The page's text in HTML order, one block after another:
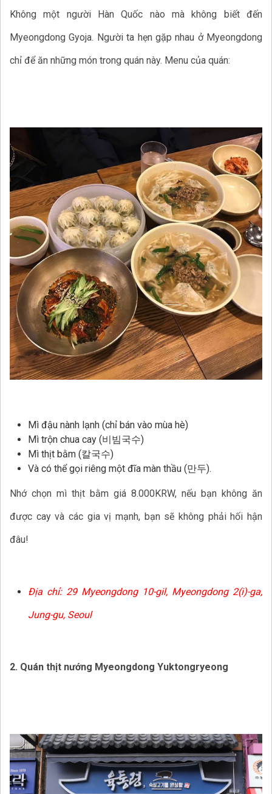
Không một người Hàn Quốc nào mà không biết đến
Myeongdong Gyoja. Người ta hẹn gặp nhau ở Myeongdong
chỉ để ăn những món trong quán này. Menu của quán:
Mì đậu nành lạnh (chỉ bán vào mùa hè)
Mì trộn chua cay (비빔국수)
Mì thịt bằm (칼국수)
Và có thể gọi riêng một đĩa màn thầu (만두).
Nhớ chọn mì thịt bằm giá 8.000KRW, nếu bạn không ăn
được cay và các gia vị mạnh, bạn sẽ không phải hối hận
đâu!
Địa chỉ: 29 Myeongdong 10-gil, Myeongdong 2(i)-ga,
Jung-gu, Seoul
2. Quán thịt nướng Myeongdong Yuktongryeong